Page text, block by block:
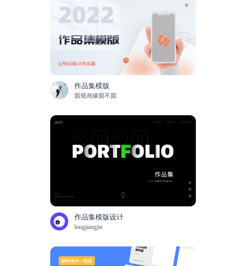
作品集模版
圆规画缘圆不圆
作品集模版设计
longjiangjin